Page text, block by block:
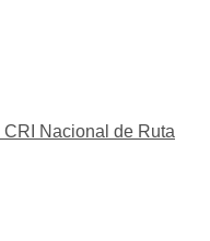
Nacional de Ruta